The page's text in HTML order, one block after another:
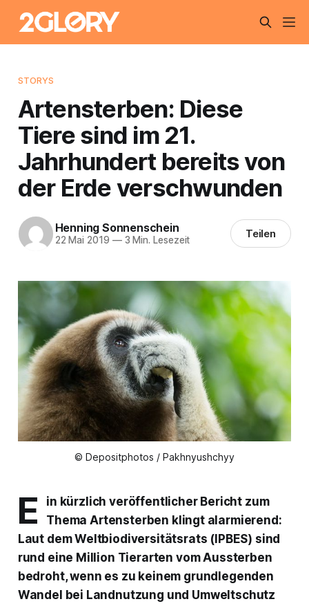
STORYS
Artensterben: Diese
Tiere sind im 21.
Jahrhundert bereits von
der Erde verschwunden
Henning Sonnenschein
22 Mai 2019 —3 Min. Lesezeit Teilen
© Depositphotos / Pakhnyushchyy
E
in kürzlich veröffentlicher Bericht zum
Thema Artensterben klingt alarmierend:
Laut dem Weltbiodiversitätsrats (IPBES) sind
rund eine Million Tierarten vom Aussterben
bedroht, wenn es zu keinem grundlegenden
Wandel bei Landnutzung und Umweltschutz